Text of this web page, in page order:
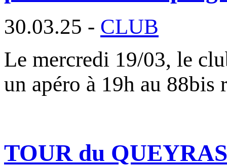
30.03.25 - CLUB
Le mercredi 19/03, le
un apéro à 19h au 88bis
TOUR du